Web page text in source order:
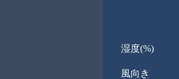
湿度(%)
風向き